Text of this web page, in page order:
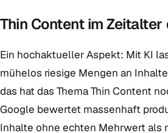
Thin Content im Zeitalter
Ein hochaktueller Aspekt: Mit KI
mühelos riesige Mengen an
das hat das Thema Thin Content
Google bewertet massenhaft
Inhalte ohne echten Mehrwert als